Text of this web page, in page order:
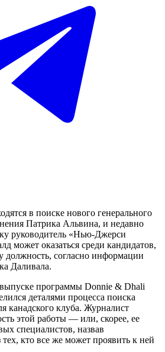
в поиске нового генерального
Патрика Альвина, и недавно
руководитель «Нью-Джерси
может оказаться среди кандидатов,
должность, согласно информации
Даливала.
программы Donnie & Dhali
деталями процесса поиска
канадского клуба. Журналист
этой работы — или, скорее, ее
специалистов, назвав
кто все же может проявить к ней